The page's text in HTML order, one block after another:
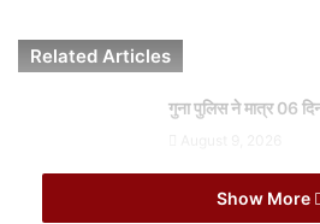
Related Articles
गुना पुलिस ने मात्र 06
उज्जैन एवं शिवपुरी में नए
केंद्रीय मंत्री नायडू
Show More